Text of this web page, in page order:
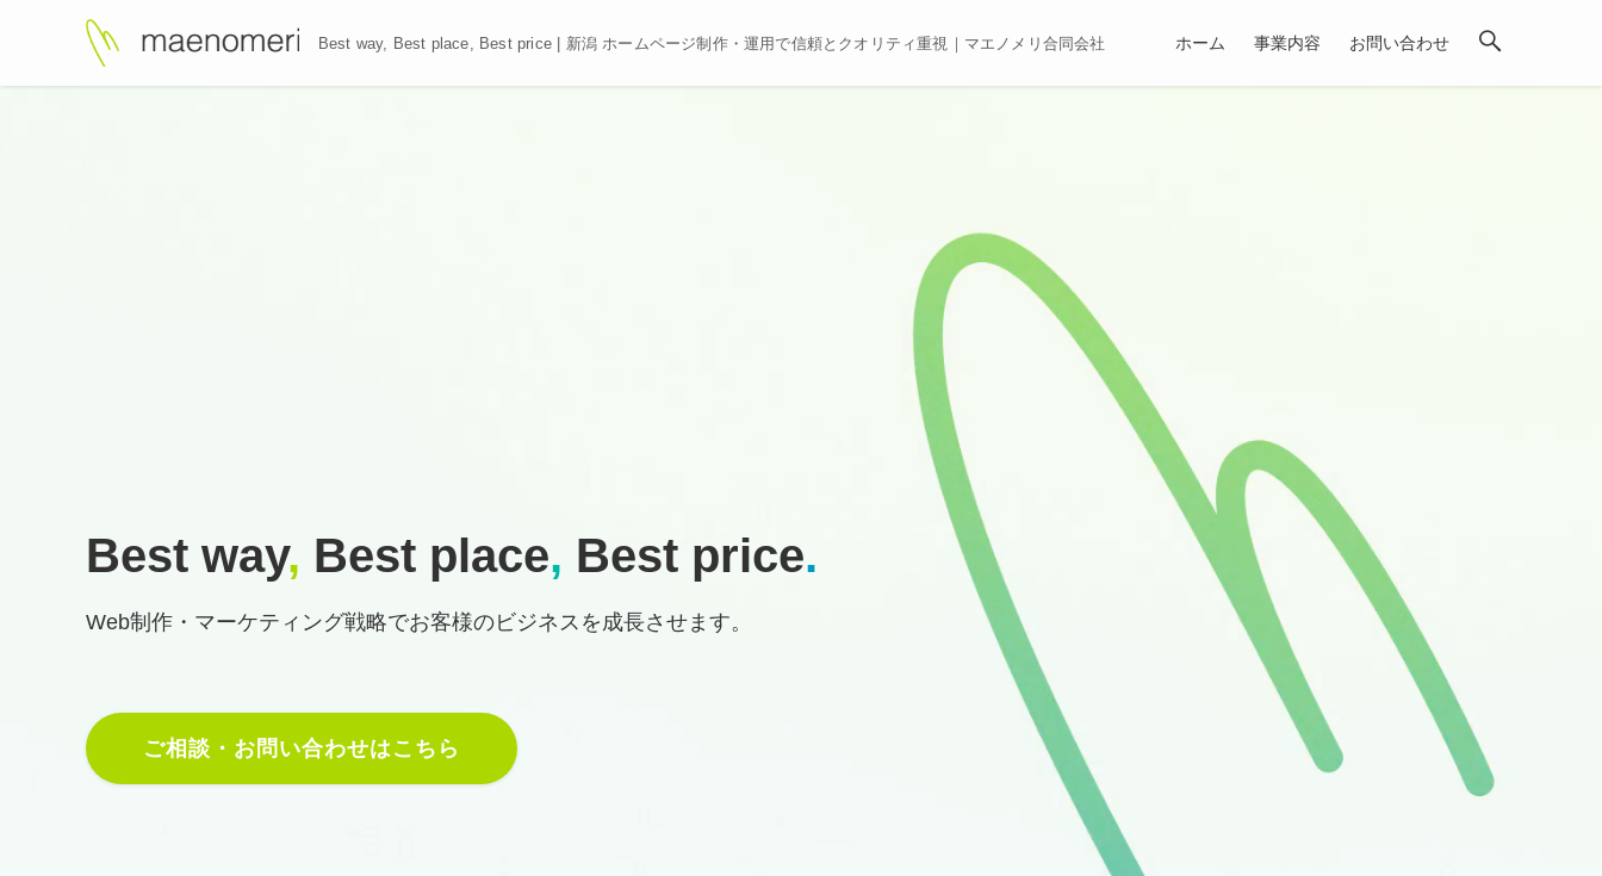
Best way, Best place, Best price | 新潟 ホームページ制作・運用で信頼とクオリティ重視｜マエノメリ合同会社 ホーム 事業内容 お問い合わせ
Best way, Best place, Best price.
Web制作・マーケティング戦略でお客様のビジネスを成長させます。
ご相談・お問い合わせはこちら